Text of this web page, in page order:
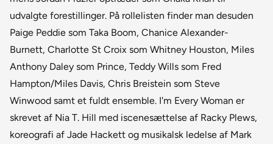
udvalgte forestillinger. På rollelisten finder man desuden
Paige Peddie som Taka Boom, Chanice Alexander-
Burnett, Charlotte St Croix som Whitney Houston, Miles
Anthony Daley som Prince, Teddy Wills som Fred
Hampton/Miles Davis, Chris Breistein som Steve
Winwood samt et fuldt ensemble. I'm Every Woman er
skrevet af Nia T. Hill med iscenesættelse af Racky Plews,
koreografi af Jade Hackett og musikalsk ledelse af Mark